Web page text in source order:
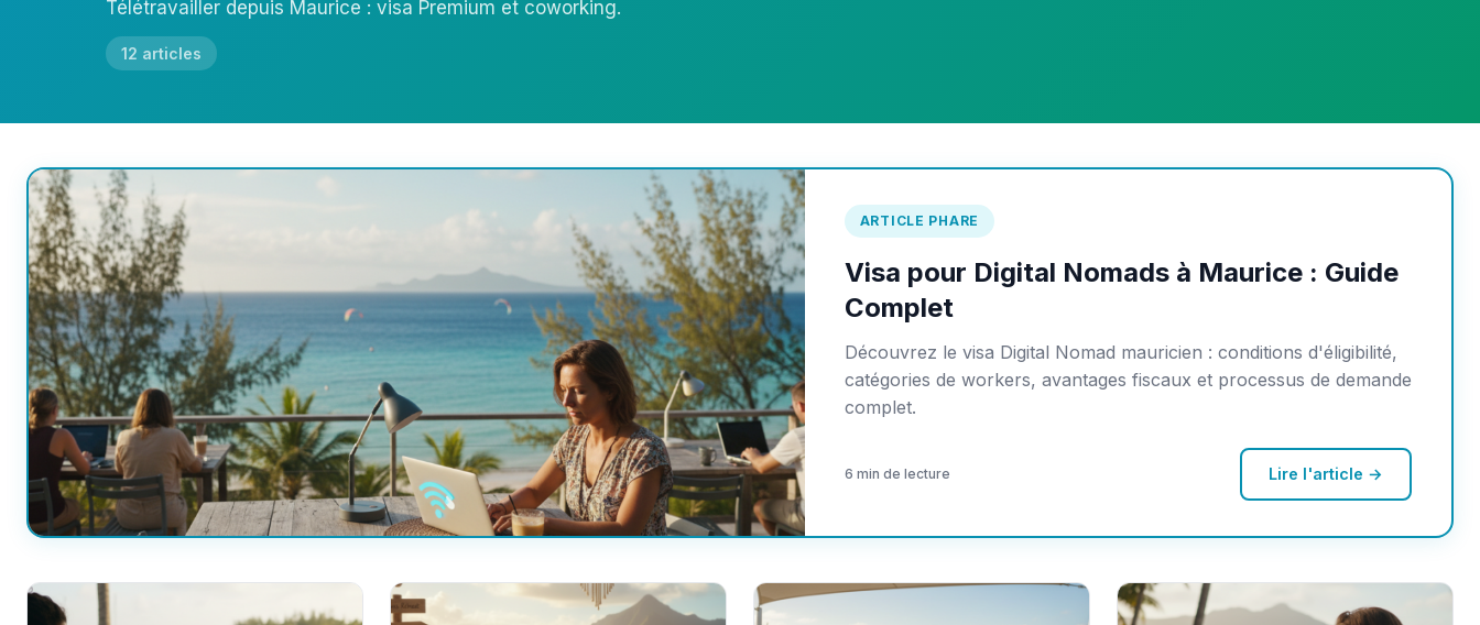
Télétravailler depuis Maurice : visa Premium et coworking.
12 articles
ARTICLE PHARE
Visa pour Digital Nomads à Maurice : Guide
Complet
Découvrez le visa Digital Nomad mauricien : conditions d'éligibilité,
catégories de workers, avantages fiscaux et processus de demande
complet.
6 min de lecture Lire l'article →